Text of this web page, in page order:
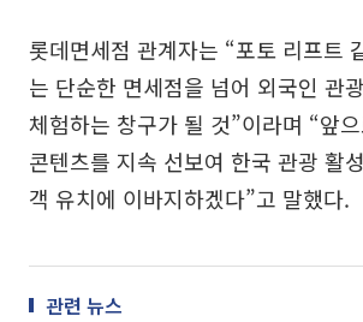
롯데면세점 관계자는 “포토 리프트
는 단순한 면세점을 넘어 외국인 관
체험하는 창구가 될 것”이라며 “앞
콘텐츠를 지속 선보여 한국 관광 활
객 유치에 이바지하겠다”고 말했다.
관련 뉴스